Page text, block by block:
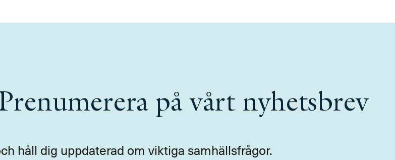
på vårt nyhetsbrev
håll dig uppdaterad om viktiga samhällsfrågor.